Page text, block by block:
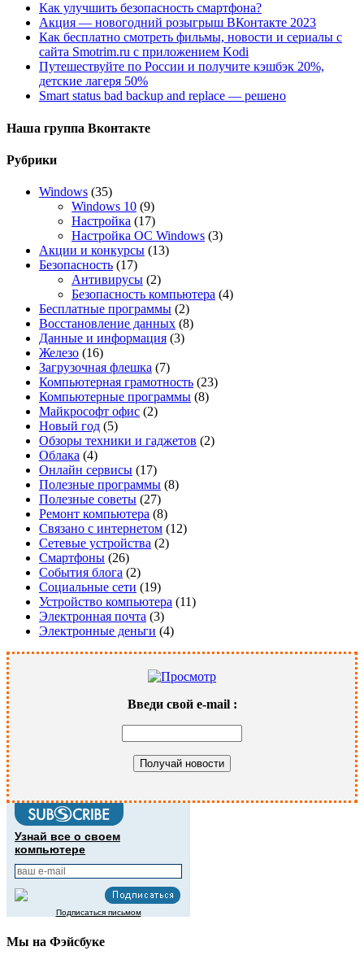
Как улучшить безопасность смартфона?
Акция — новогодний розыгрыш ВКонтакте 2023
Как бесплатно смотреть фильмы, новости и сериалы с
сайта Smotrim.ru с приложением Kodi
Путешествуйте по России и получите кэшбэк 20%,
детские лагеря 50%
Smart status bad backup and replace — решено
Наша группа Вконтакте
Рубрики
Windows (35)
Windows 10 (9)
Настройка (17)
Настройка ОС Windows (3)
Акции и конкурсы (13)
Безопасность (17)
Антивирусы (2)
Безопасность компьютера (4)
Бесплатные программы (2)
Восстановление данных (8)
Данные и информация (3)
Железо (16)
Загрузочная флешка (7)
Компьютерная грамотность (23)
Компьютерные программы (8)
Майкрософт офис (2)
Новый год (5)
Обзоры техники и гаджетов (2)
Облака (4)
Онлайн сервисы (17)
Полезные программы (8)
Полезные советы (27)
Ремонт компьютера (8)
Связано с интернетом (12)
Сетевые устройства (2)
Смартфоны (26)
События блога (2)
Социальные сети (19)
Устройство компьютера (11)
Электронная почта (3)
Электронные деньги (4)
Введи свой e-mail :
Узнай все о своем
компьютере
Подписаться письмом
Мы на Фэйсбуке